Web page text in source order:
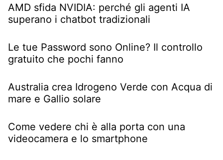
AMD sfida NVIDIA: perché gli agenti IA
superano i chatbot tradizionali
Le tue Password sono Online? Il controllo
gratuito che pochi fanno
Australia crea Idrogeno Verde con Acqua di
mare e Gallio solare
Come vedere chi è alla porta con una
videocamera e lo smartphone